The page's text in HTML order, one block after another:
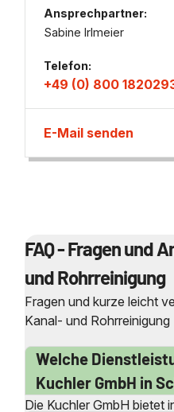
Ansprechpartner:
Sabine Irlmeier
Telefon:
+49 (0) 800
E-Mail senden
FAQ - Fragen und
und Rohrreinigung
Fragen und kurze leicht
Kanal- und Rohrreinigung
Welche
Kuchler GmbH in
Die Kuchler GmbH bietet